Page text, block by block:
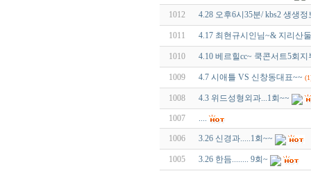
1012 4.28 오후6시35분/ kbs2 생생
1011 4.17 최현규시인님~& 지리산
1010 4.10 베르힐cc~ 쿡콘서트5회지
1009 4.7 시애틀 VS 신창동대표~~
1008 4.3 위드성형외과...1회~~
1007 ....
1006 3.26 신경과.....1회~~
1005 3.26 한듬........ 9회~